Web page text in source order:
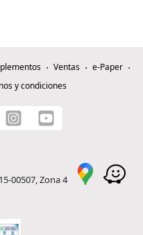
Ventas
e-Paper
y condiciones
00507, Zona 4